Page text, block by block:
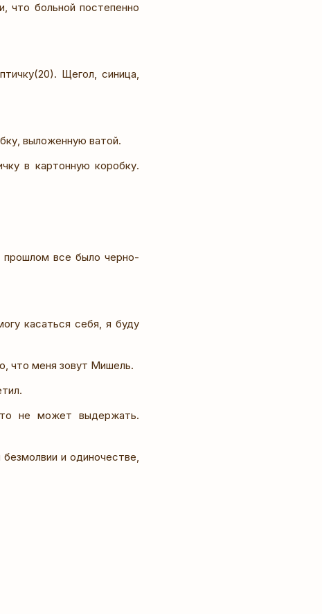
что больной постепенно
Щегол, синица,
выложенную ватой.
в картонную коробку.
прошлом все было черно-
касаться себя, я буду
что меня зовут Мишель.
не может выдержать.
и одиночестве,